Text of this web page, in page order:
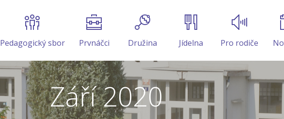
Pedagogický sbor Prvnáčci Družina Jídelna Pro rodiče
Září 2020